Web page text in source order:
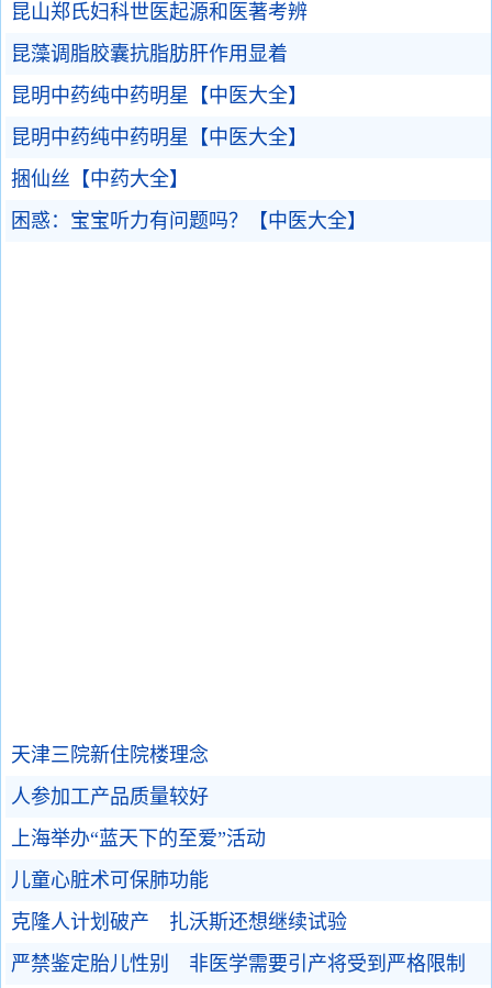
昆山郑氏妇科世医起源和医著考辨
昆藻调脂胶囊抗脂肪肝作用显着
昆明中药纯中药明星【中医大全】
昆明中药纯中药明星【中医大全】
捆仙丝【中药大全】
困惑：宝宝听力有问题吗？【中医大全】
天津三院新住院楼理念
人参加工产品质量较好
上海举办“蓝天下的至爱”活动
儿童心脏术可保肺功能
克隆人计划破产 扎沃斯还想继续试验
严禁鉴定胎儿性别 非医学需要引产将受到严格限制